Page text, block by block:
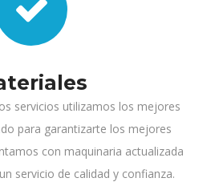
servicios utilizamos los mejores
para garantizarte los mejores
con maquinaria actualizada
servicio de calidad y confianza.